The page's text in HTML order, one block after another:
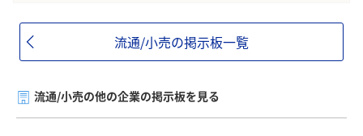
流通/小売の掲示板一覧
流通/小売の他の企業の掲示板を見る